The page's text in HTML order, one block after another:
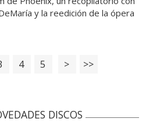
y la reedición de la ópera
4 5 > >>
DISCOS